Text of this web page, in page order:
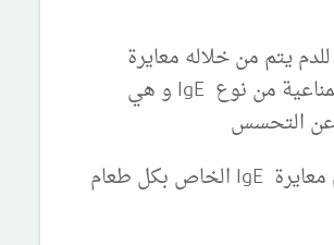
يتم من خلاله معايرة
من نوع
IgE و هي
عن التحسس
IgE الخاص بكل طعام